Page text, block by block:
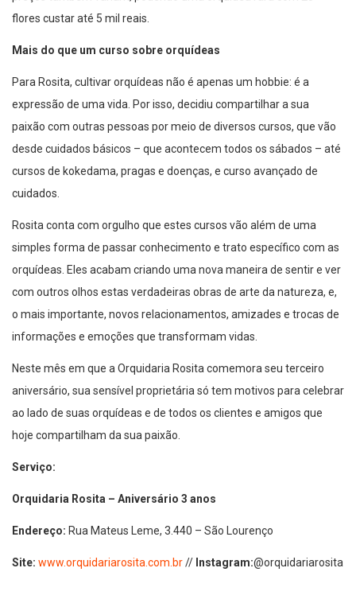
flores custar até 5 mil reais.
Mais do que um curso sobre orquídeas
Para Rosita, cultivar orquídeas não é apenas um hobbie: é a
expressão de uma vida. Por isso, decidiu compartilhar a sua
paixão com outras pessoas por meio de diversos cursos, que vão
desde cuidados básicos – que acontecem todos os sábados – até
cursos de kokedama, pragas e doenças, e curso avançado de
cuidados.
Rosita conta com orgulho que estes cursos vão além de uma
simples forma de passar conhecimento e trato específico com as
orquídeas. Eles acabam criando uma nova maneira de sentir e ver
com outros olhos estas verdadeiras obras de arte da natureza, e,
o mais importante, novos relacionamentos, amizades e trocas de
informações e emoções que transformam vidas.
Neste mês em que a Orquidaria Rosita comemora seu terceiro
aniversário, sua sensível proprietária só tem motivos para celebrar
ao lado de suas orquídeas e de todos os clientes e amigos que
hoje compartilham da sua paixão.
Serviço:
Orquidaria Rosita – Aniversário 3 anos
Endereço: Rua Mateus Leme, 3.440 – São Lourenço
Site: www.orquidariarosita.com.br// Instagram:@orquidariarosita